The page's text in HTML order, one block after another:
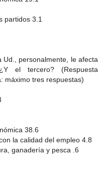
partidos 3.1
personalmente, le afecta
el tercero? (Respuesta
máximo tres respuestas)
38.6
la calidad del empleo 4.8
ganadería y pesca .6